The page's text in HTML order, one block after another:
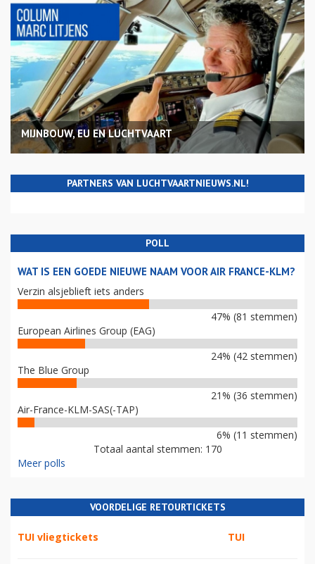
MIJNBOUW, EU EN LUCHTVAART
PARTNERS VAN LUCHTVAARTNIEUWS.NL!
POLL
WAT IS EEN GOEDE NIEUWE NAAM VOOR AIR FRANCE-KLM?
Verzin alsjeblieft iets anders
47% (81 stemmen)
European Airlines Group (EAG)
24% (42 stemmen)
The Blue Group
21% (36 stemmen)
Air-France-KLM-SAS(-TAP)
6% (11 stemmen)
Totaal aantal stemmen: 170
Meer polls
VOORDELIGE RETOURTICKETS
TUI vliegtickets TUI